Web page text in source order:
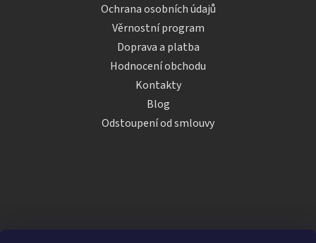
Ochrana osobních údajů
Věrnostní program
Doprava a platba
Hodnocení obchodu
Kontakty
Blog
Odstoupení od smlouvy